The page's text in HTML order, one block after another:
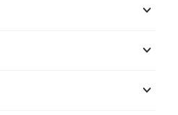
keyboard_arrow_down
keyboard_arrow_down
keyboard_arrow_down